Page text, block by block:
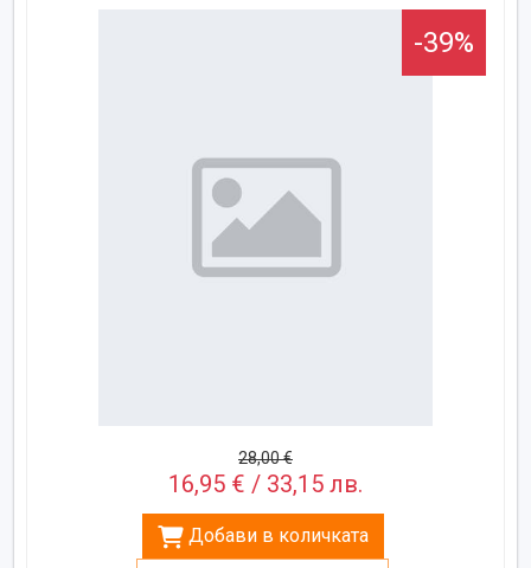
-39%
28,00 €
16,95 € / 33,15 лв.
Добави в количката